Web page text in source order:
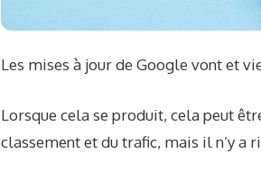
Les mises à jour de Google vont et
Lorsque cela se produit, cela peut
classement et du trafic, mais il n’y a